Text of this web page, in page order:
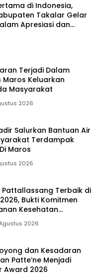
di Indonesia,
Takalar Gelar
Apresiasi dan
Terjadi Dalam
Maros Keluarkan
Masyarakat
2026
Salurkan Bantuan Air
Terdampak
Maros
2026
Pattallassang Terbaik di
Bukti Komitmen
Kesehatan
2026
dan Kesadaran
Patte’ne Menjadi
Award 2026